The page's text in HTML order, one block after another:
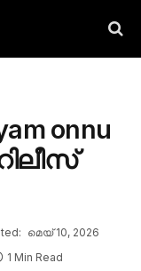
onnu
മെയ്‌ 10, 2026
1 Min Read